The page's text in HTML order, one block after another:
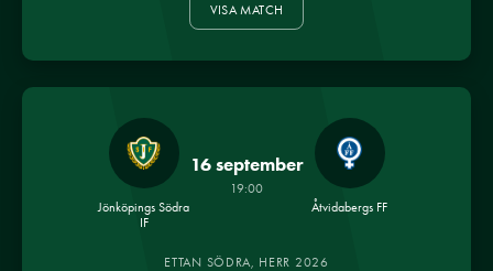
VISA MATCH
Jönköpings Södra
IF
16 september
19:00
Åtvidabergs FF
ETTAN SÖDRA, HERR 2026